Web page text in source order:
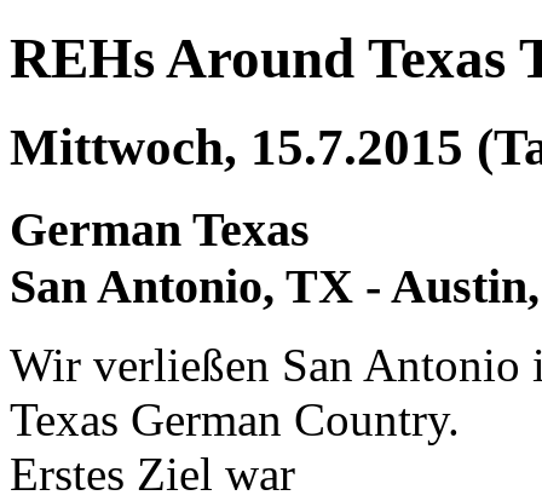
REHs Around Texas
Mittwoch, 15.7.2015
German Texas
San Antonio, TX -
Wir verließen San
Texas German Country.
Erstes Ziel war